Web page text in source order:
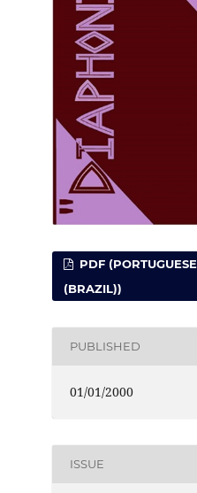
PDF (PORTUGUESE
(BRAZIL))
PUBLISHED
01/01/2000
ISSUE